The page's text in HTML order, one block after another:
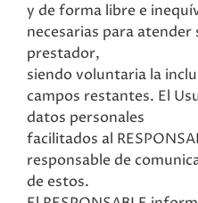
y de forma libre e
necesarias para
prestador,
siendo voluntaria la
campos restantes. El
datos personales
facilitados al
responsable de
de estos.